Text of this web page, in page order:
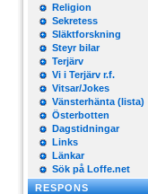
Religion
Sekretess
Släktforskning
Steyr bilar
Terjärv
Vi i Terjärv r.f.
Vitsar/Jokes
Vänsterhänta (lista)
Österbotten
Dagstidningar
Links
Länkar
Sök på Loffe.net
RESPONS